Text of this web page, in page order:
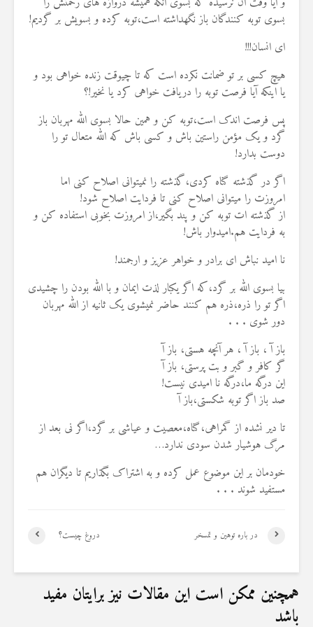
بسوی توبه کنندگان باز نگهداشته است،توبه کرده و بسویش بر گردیم!
ای انسان!!!
هیچ کسی بر تو ضمانت نکرده است که تا چیوقت زنده خواهی بود و
یا اینکه آیا فرصت توبه را دریافت خواهی کرد یا نخیر!؟
پس فرصت اندک است،توبه کن و همین حالا بسوی الله مهربان باز
گرد و یک مؤمن راستین باش و کسی باش که الله متعال تو را
دوست بدارد!
اگر در گذشته گناه کردی،گذشته را نمیتوانی اصلاح کنی اما
امروزت را میتوانی اصلاح کنی تا فردایت اصلاح شود!
از گذشته ات توبه کن و پند بگیر،از امروزت بخوبی استفاده کن و
به فردایت هم.امیدوار باش!
نا امید نباش ای برادر و خواهر عزیز و ارجمند!
بیا بسوی الله بر گرد،که اگر یکبار لذت ایمان و با الله بودن را چشیدی
اگر تو را ذره،ذره هم کنند حاضر نمیشوی یک ثانیه از الله مهربان
دور شوی . . .
باز آ ، باز آ ، هر آنچه هستی، باز آ
گر کافر و گبر و بت پرستی، باز آ
این درگه ما،درگه نا امیدی نیست!
صد باز اگر توبه شکستی،باز آ
تا دیر نشده از گمراهی،گناه،معصیت و عیاشی بر گرد،اگر نی بعد از
مرگ هوشیار شدن سودی ندارد…
خودمان بر این موضوع عمل کرده و به اشتراک بگذاریم تا دیگران هم
مستفید شوند . . .
دروغ چيست؟ در باره توهین و تمسخر
همچنین ممکن است این مقالات نیز برایتان مفید
باشد
19 جولای 2026
36 نمایش ها